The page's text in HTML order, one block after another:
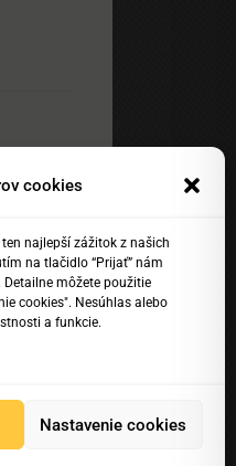
cookies
najlepší zážitok z našich
na tlačidlo “Prijať” nám
môžete použitie
cookies". Nesúhlas alebo
a funkcie.
Nastavenie cookies